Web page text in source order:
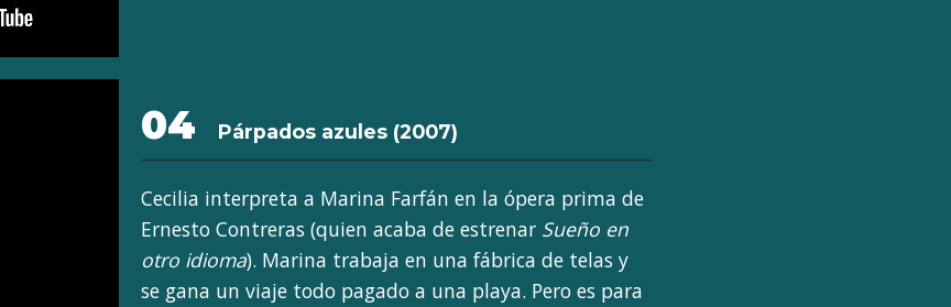
04 Párpados azules (2007)
Cecilia interpreta a Marina Farfán en la ópera prima de
Ernesto Contreras (quien acaba de estrenar Sueño en
otro idioma). Marina trabaja en una fábrica de telas y
se gana un viaje todo pagado a una playa. Pero es para